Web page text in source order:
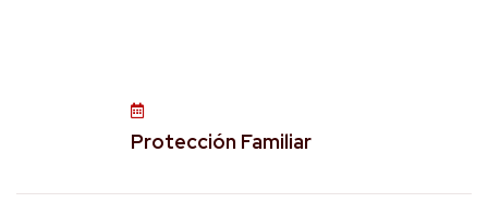
Protección Familiar